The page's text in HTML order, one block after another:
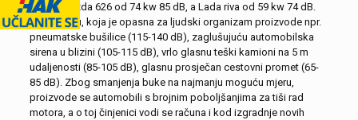
79 dB, Mazda 626 od 74 kw 85 dB, a Lada riva od 59 kw 74 dB.
Bolnu buku, koja je opasna za ljudski organizam proizvode npr.
pneumatske bušilice (115-140 dB), zaglušujuću automobilska
sirena u blizini (105-115 dB), vrlo glasnu teški kamioni na 5 m
udaljenosti (85-105 dB), glasnu prosječan cestovni promet (65-
85 dB). Zbog smanjenja buke na najmanju moguću mjeru,
proizvode se automobili s brojnim poboljšanjima za tiši rad
motora, a o toj činjenici vodi se računa i kod izgradnje novih